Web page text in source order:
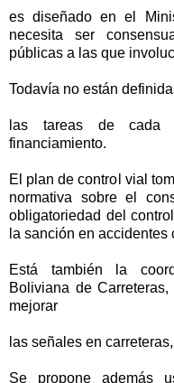
es diseñado en el
necesita ser
públicas a las que
Todavía no están
las tareas de cada
financiamiento.
El plan de control vial
normativa sobre el
obligatoriedad del
la sanción en
Está también la
Boliviana de
mejorar
las señales en
Se propone además